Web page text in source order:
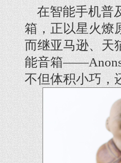
在智能手机普
箱，正以星火燎
而继亚马逊、天
能音箱
不但体积小巧，